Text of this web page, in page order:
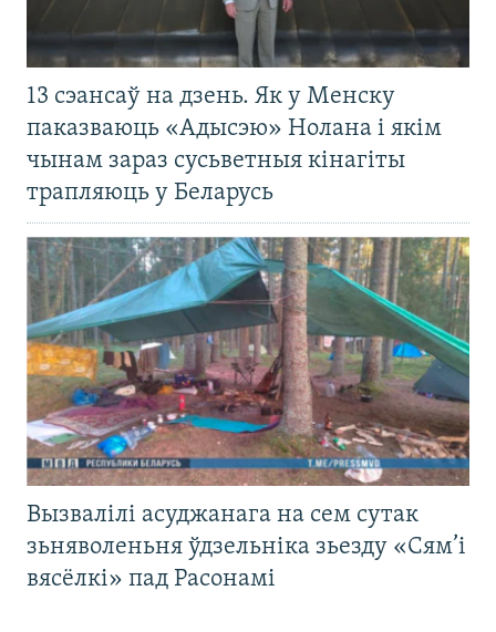
13 сэансаў на дзень. Як у Менску
паказваюць «Адысэю» Нолана і якім
чынам зараз сусьветныя кінагіты
трапляюць у Беларусь
Вызвалілі асуджанага на сем сутак
зьняволеньня ўдзельніка зьезду «Сям’і
вясёлкі» пад Расонамі